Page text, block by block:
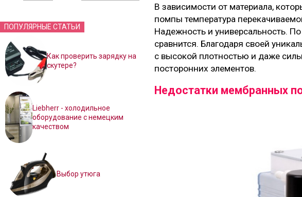
ПОПУЛЯРНЫЕ СТАТЬИ
Как проверить зарядку на
скутере?
Liebherr - холодильное
оборудование с немецким
качеством
Выбор утюга
В зависимости от материала,
помпы температура
Надежность и универсальность.
сравнится. Благодаря своей
с высокой плотностью и даже
посторонних элементов.
Недостатки мембранных